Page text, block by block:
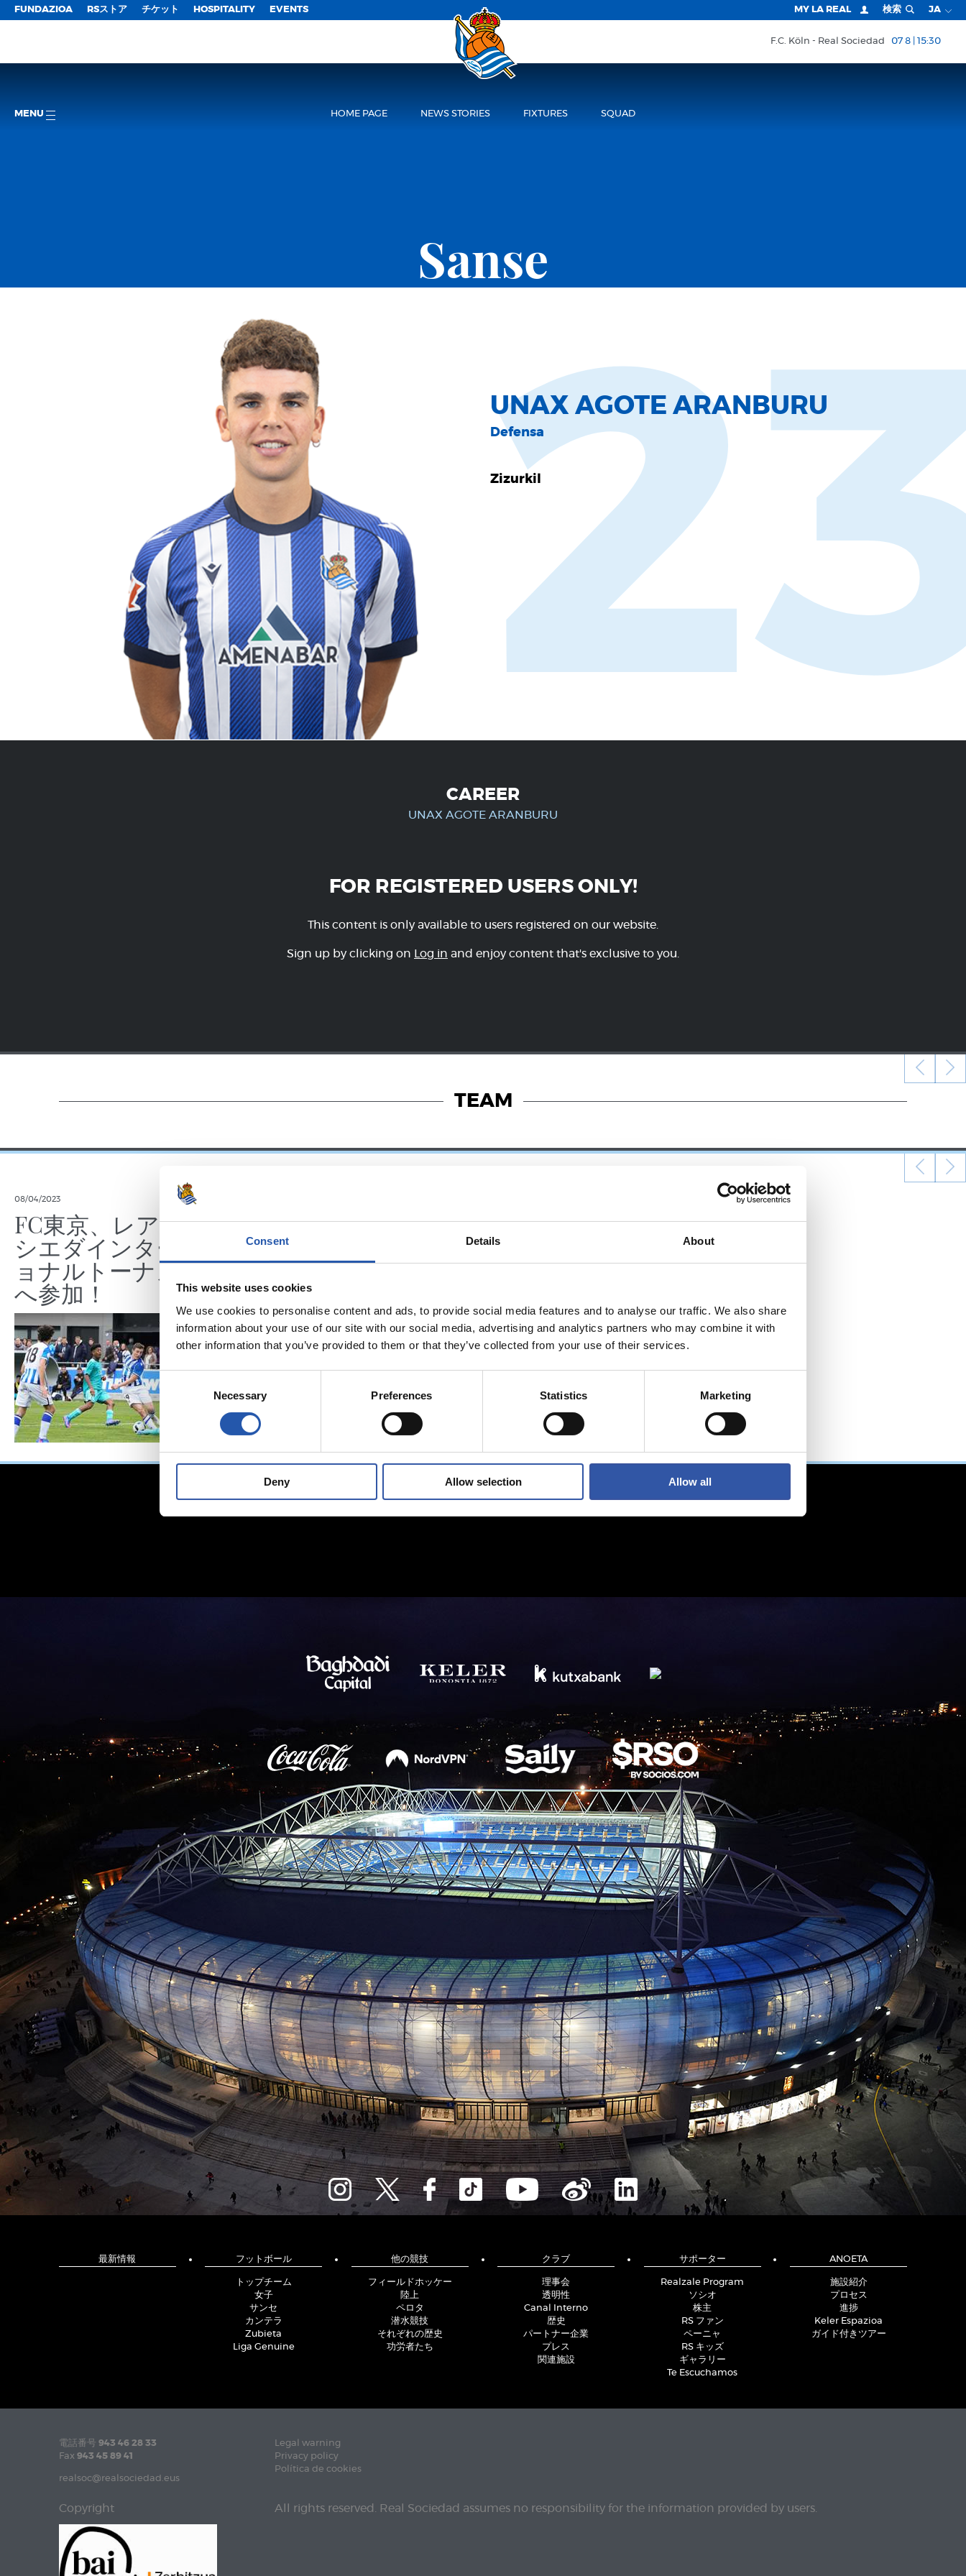
Consent Details About
This website uses cookies
We use cookies to personalise content and ads, to provide social media features and to analyse our traffic. We also share
information about your use of our site with our social media, advertising and analytics partners who may combine it with
other information that you’ve provided to them or that they’ve collected from your use of their services.
Consent
Selection
Necessary Preferences Statistics Marketing
Deny Allow selection Allow all
FUNDAZIOA RSストア チケット HOSPITALITY EVENTS MY LA REAL 検索 JA
F.C. Köln Real Sociedad 07 8 | 15:30
MENU HOME PAGE NEWS STORIES FIXTURES SQUAD
Sanse
UNAX AGOTE ARANBURU
Defensa
Zizurkil
CAREER
UNAX AGOTE ARANBURU
FOR REGISTERED USERS ONLY!
This content is only available to users registered on our website.
Sign up by clicking on Log in and enjoy content that's exclusive to you.
TEAM
08/04/2023
FC東京、レアル・ソ
シエダインターナシ
ョナルトーナメント
へ参加！
最新情報 フットボール
トップチーム
女子
サンセ
カンテラ
Zubieta
Liga Genuine
他の競技
フィールドホッケー
陸上
ペロタ
潜水競技
それぞれの歴史
功労者たち
クラブ
理事会
透明性
Canal Interno
歴史
パートナー企業
プレス
関連施設
サポーター
Realzale Program
ソシオ
株主
RS ファン
ペーニャ
RS キッズ
ギャラリー
Te Escuchamos
ANOETA
施設紹介
プロセス
進捗
Keler Espazioa
ガイド付きツアー
電話番号 943 46 28 33
Fax 943 45 89 41
realsoc@realsociedad.eus
Legal warning
Privacy policy
Política de cookies
Copyright All rights reserved. Real Sociedad assumes no responsibility for the information provided by users.